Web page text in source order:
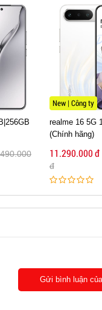
99% | Quốc Tế
iPhone 13 Pro
(Cũ 99%)
11.190.000 đ
đ
Gửi bình luận